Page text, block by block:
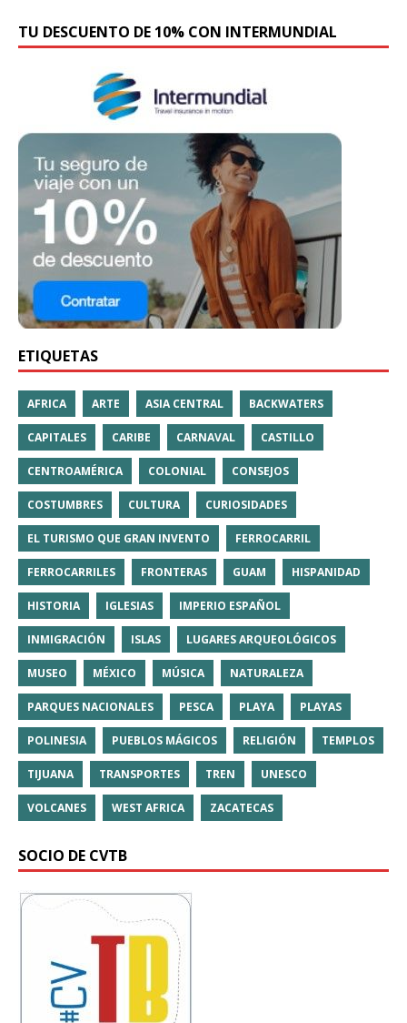
TU DESCUENTO DE 10% CON INTERMUNDIAL
ETIQUETAS
AFRICA ARTE ASIA CENTRAL BACKWATERS
CAPITALES CARIBE CARNAVAL CASTILLO
CENTROAMÉRICA COLONIAL CONSEJOS
COSTUMBRES CULTURA CURIOSIDADES
EL TURISMO QUE GRAN INVENTO FERROCARRIL
FERROCARRILES FRONTERAS GUAM HISPANIDAD
HISTORIA IGLESIAS IMPERIO ESPAÑOL
INMIGRACIÓN ISLAS LUGARES ARQUEOLÓGICOS
MUSEO MÉXICO MÚSICA NATURALEZA
PARQUES NACIONALES PESCA PLAYA PLAYAS
POLINESIA PUEBLOS MÁGICOS RELIGIÓN TEMPLOS
TIJUANA TRANSPORTES TREN UNESCO
VOLCANES WEST AFRICA ZACATECAS
SOCIO DE CVTB